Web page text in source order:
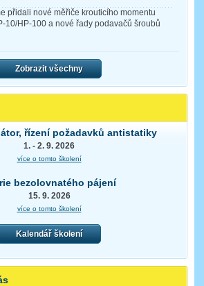
přidali nové měřiče krouticího momentu
10/HP-100 a nové řady podavačů šroubů
Zobrazit všechny
řízení požadavků antistatiky
1. - 2. 9. 2026
více o tomto školení
bezolovnatého pájení
15. 9. 2026
více o tomto školení
Kalendář školení